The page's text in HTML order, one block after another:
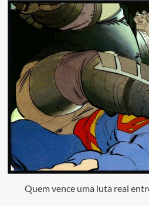
Quem vence uma luta real